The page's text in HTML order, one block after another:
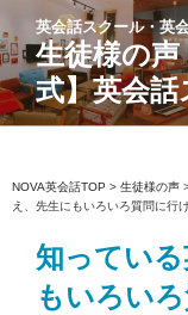
ン
テ
ン
ツ
ス
キ
英会話スクール・英
生徒様の声
式】英会
NOVA英会話TOP > 生徒様の声
え、先生にもいろいろ質問に行
知ってい
もいろい